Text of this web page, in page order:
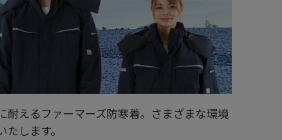
耐えるファーマーズ防寒着。さまざまな環境
します。